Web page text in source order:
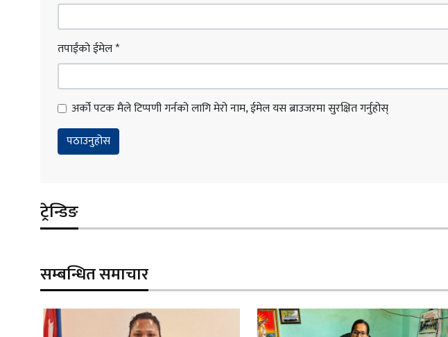
तपाईंको ईमेल*
अर्को पटक मैले टिप्पणी गर्नको लागि मेरो नाम, ईमेल यस ब्राउजरमा सुरक्षित गर्नुहोस्
ट्रेन्डिङ
सम्बन्धित समाचार